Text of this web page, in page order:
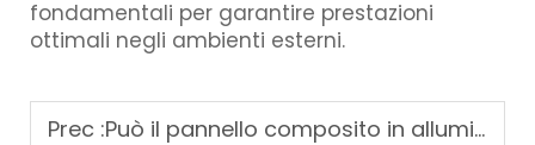
fondamentali per garantire prestazioni
ottimali negli ambienti esterni.
Prec :Può il pannello composito in alluminio essere utilizzato per pareti interne